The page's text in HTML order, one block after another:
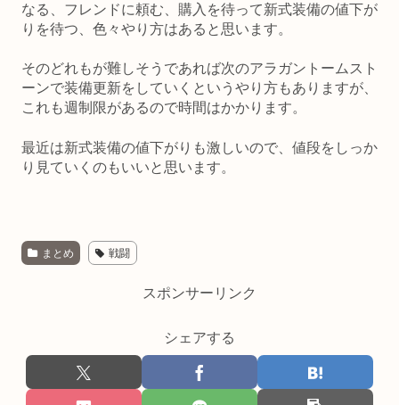
なる、フレンドに頼む、購入を待って新式装備の値下が
りを待つ、色々やり方はあると思います。
そのどれもが難しそうであれば次のアラガントームスト
ーンで装備更新をしていくというやり方もありますが、
これも週制限があるので時間はかかります。
最近は新式装備の値下がりも激しいので、値段をしっか
り見ていくのもいいと思います。
まとめ 戦闘
スポンサーリンク
シェアする